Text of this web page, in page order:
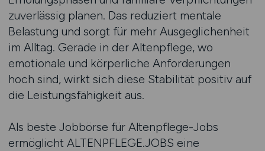
zuverlässig planen. Das reduziert mentale
Belastung und sorgt für mehr Ausgeglichenheit
im Alltag. Gerade in der Altenpflege, wo
emotionale und körperliche Anforderungen
hoch sind, wirkt sich diese Stabilität positiv auf
die Leistungsfähigkeit aus.
Als beste Jobbörse für Altenpflege-Jobs
ermöglicht ALTENPFLEGE.JOBS eine